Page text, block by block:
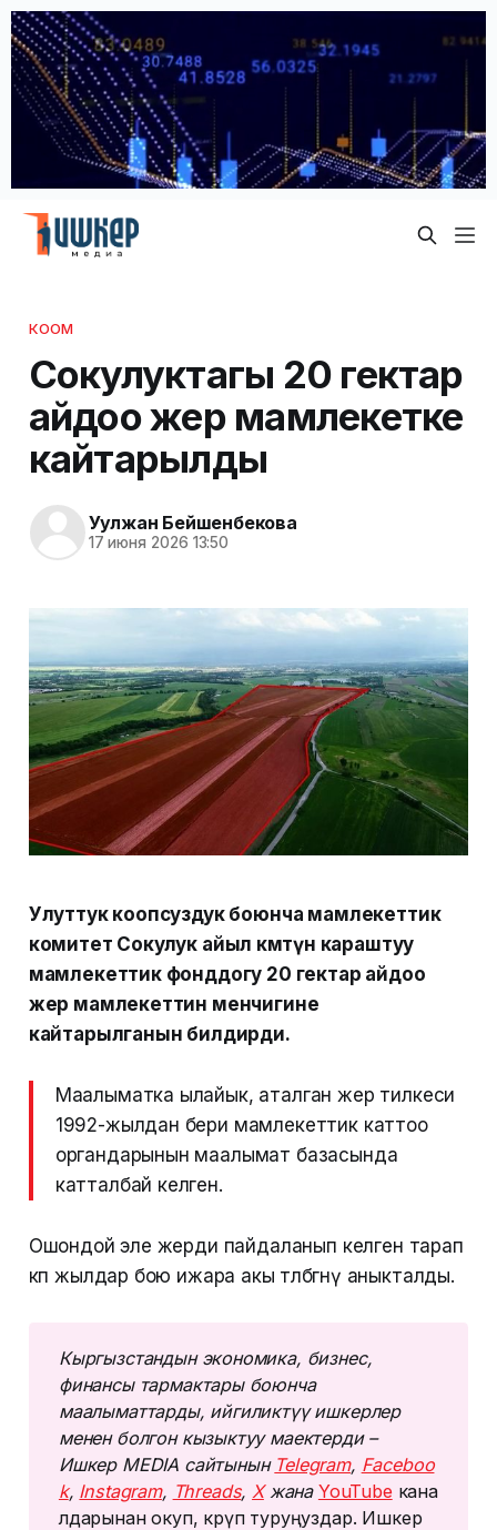
КООМ
Сокулуктагы 20 гектар
айдоо жер мамлекетке
кайтарылды
Уулжан Бейшенбекова
17 июня 2026 13:50
Улуттук коопсуздук боюнча мамлекеттик
комитет Сокулук айыл өкмөтүнө караштуу
мамлекеттик фонддогу 20 гектар айдоо
жер мамлекеттин менчигине
кайтарылганын билдирди.
Маалыматка ылайык, аталган жер тилкеси
1992-жылдан бери мамлекеттик каттоо
органдарынын маалымат базасында
катталбай келген.
Ошондой эле жерди пайдаланып келген тарап
көп жылдар бою ижара акы төлөбөгөнү аныкталды.
Кыргызстандын экономика, бизнес,
финансы тармактары боюнча
маалыматтарды, ийгиликтүү ишкерлер
менен болгон кызыктуу маектерди –
Ишкер MEDIA сайтынын Telegram, Faceboo
k, Instagram, Threads, Х жана YouTube кана
лдарынан окуп, көрүп туруңуздар. Ишкер